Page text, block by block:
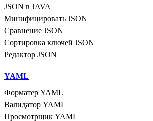
JSON в JAVA
Минифицировать JSON
Сравнение JSON
Сортировка ключей JSON
Редактор JSON
YAML
Форматер YAML
Валидатор YAML
Просмотрщик YAML